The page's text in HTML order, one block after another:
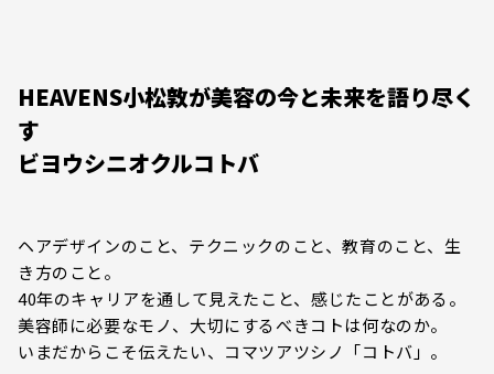
HEAVENS小松敦が美容の今と未来を語り尽く
す
ビヨウシニオクルコトバ
ヘアデザインのこと、テクニックのこと、教育のこと、生
き方のこと。
40年のキャリアを通して見えたこと、感じたことがある。
美容師に必要なモノ、大切にするべきコトは何なのか。
いまだからこそ伝えたい、コマツアツシノ「コトバ」。